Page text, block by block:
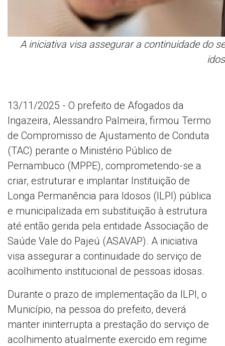
A iniciativa visa assegurar a continuidade do
13/11/2025 - O prefeito de Afogados da
Ingazeira, Alessandro Palmeira, firmou Termo
de Compromisso de Ajustamento de Conduta
(TAC) perante o Ministério Público de
Pernambuco (MPPE), comprometendo-se a
criar, estruturar e implantar Instituição de
Longa Permanência para Idosos (ILPI) pública
e municipalizada em substituição à estrutura
até então gerida pela entidade Associação de
Saúde Vale do Pajeú (ASAVAP). A iniciativa
visa assegurar a continuidade do serviço de
acolhimento institucional de pessoas idosas.
Durante o prazo de implementação da ILPI, o
Município, na pessoa do prefeito, deverá
manter ininterrupta a prestação do serviço de
acolhimento atualmente exercido em regime